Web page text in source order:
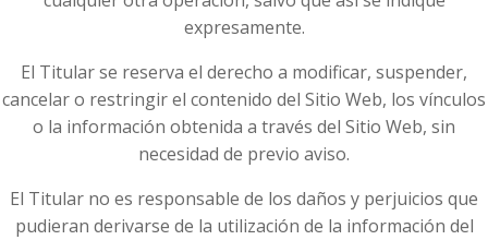
expresamente.
El Titular se reserva el derecho a modificar, suspender,
cancelar o restringir el contenido del Sitio Web, los vínculos
o la información obtenida a través del Sitio Web, sin
necesidad de previo aviso.
El Titular no es responsable de los daños y perjuicios que
pudieran derivarse de la utilización de la información del